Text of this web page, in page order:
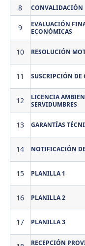
8 CONVALIDACIÓN
9
EVALUACIÓN
ECONÓMICAS
10 RESOLUCIÓN
11 SUSCRIPCIÓN DE
12
LICENCIA
SERVIDUMBRES
13 GARANTÍAS
14 NOTIFICACIÓN
15 PLANILLA 1
16 PLANILLA 2
17 PLANILLA 3
RECEPCIÓN